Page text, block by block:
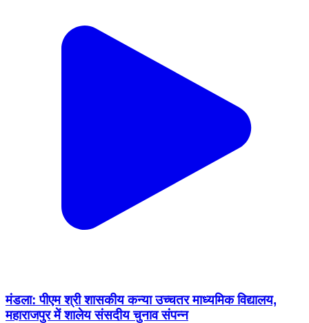
मंडला: पीएम श्री शासकीय कन्या उच्चतर माध्यमिक विद्यालय,
महाराजपुर में शालेय संसदीय चुनाव संपन्न